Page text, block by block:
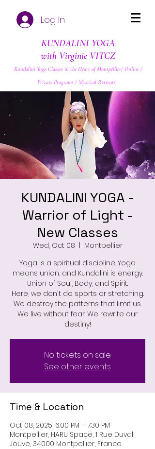
Log In
KUNDALINI YOGA
with Virginie VITCZ
Kundalini Yoga Classes in the Heart of Montpellier/ Online /
Private Programs / Mystical Retreats
KUNDALINI YOGA -
Warrior of Light -
New Classes
Wed, Oct 08
Montpellier
Yoga is a spiritual discipline. Yoga
means union, and Kundalini is energy.
Union of Soul, Body, and Spirit.
Here, we don't do sports or stretching.
We destroy the patterns that limit us.
We live without fear. We rewrite our
destiny!
No tickets on sale
See other events
Time & Location
Oct 08, 2025, 6:00 PM – 7:30 PM
Montpellier, HARU Space, 1 Rue Duval
Jouve, 34000 Montpellier, France